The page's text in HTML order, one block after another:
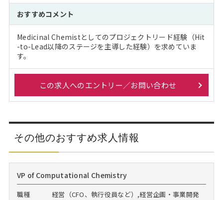
おすすめコメント
Medicinal Chemistとしてのプロジェクトリード経験（Hit
-to-Lead以降のステージを主導した経験）を求めていま
す。
この求人へのエントリー／お問い合わせ
その他のおすすめ求人情報
VP of Computational Chemistry
職種
経営（CFO、執行役員など）,経営企画・事業開発